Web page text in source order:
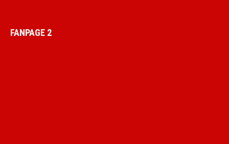
FANPAGE 2